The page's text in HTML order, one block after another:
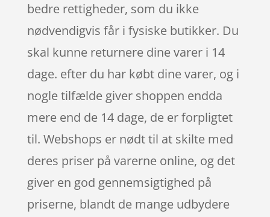
bedre rettigheder, som du ikke
nødvendigvis får i fysiske butikker. Du
skal kunne returnere dine varer i 14
dage. efter du har købt dine varer, og i
nogle tilfælde giver shoppen endda
mere end de 14 dage, de er forpligtet
til. Webshops er nødt til at skilte med
deres priser på varerne online, og det
giver en god gennemsigtighed på
priserne, blandt de mange udbydere